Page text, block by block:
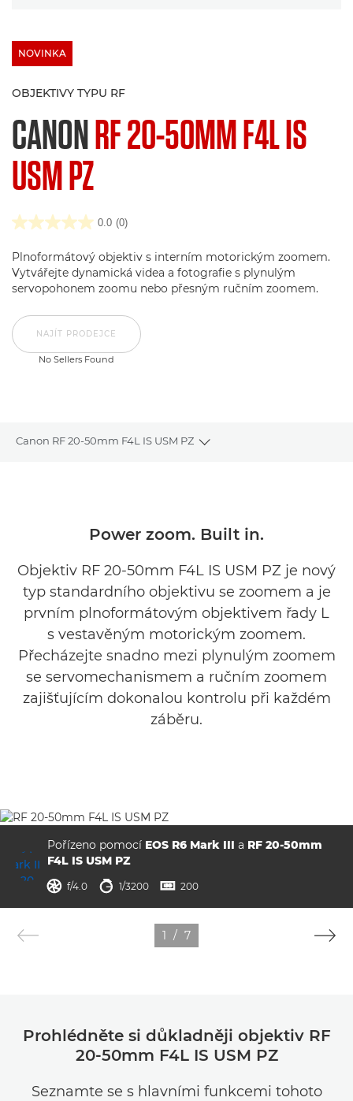
NOVINKA
OBJEKTIVY TYPU RF
CANONRF 20-50MM F4L IS
USM PZ
0.0 (0)
Plnoformátový objektiv s interním motorickým zoomem.
Vytvářejte dynamická videa a fotografie s plynulým
servopohonem zoomu nebo přesným ručním zoomem.
NAJÍT PRODEJCE
No Sellers Found
Canon RF 20-50mm F4L IS USM PZ
Toggle breadcrumbs
Recenze
Podpora
No Sellers Found
Power zoom. Built in.
Objektiv RF 20-50mm F4L IS USM PZ je nový
typ standardního objektivu se zoomem a je
prvním plnoformátovým objektivem řady L
s vestavěným motorickým zoomem.
Přecházejte snadno mezi plynulým zoomem
se servomechanismem a ručním zoomem
zajišťujícím dokonalou kontrolu při každém
záběru.
Pořízeno pomocí EOS R6 Mark III a RF 20-50mm
F4L IS USM PZ
clona
 f/4.0 rychlost závěrky
 1/3200 ISO
 200
1 / 7
Prohlédněte si důkladněji objektiv RF
20-50mm F4L IS USM PZ
Seznamte se s hlavními funkcemi tohoto